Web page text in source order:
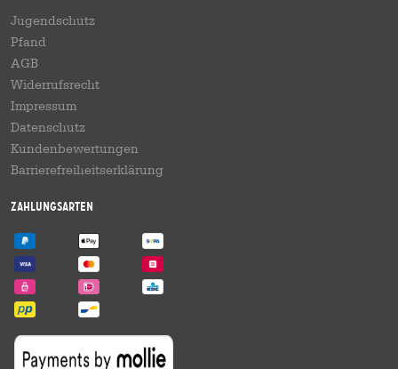
Jugendschutz
Pfand
AGB
Widerrufsrecht
Impressum
Datenschutz
Kundenbewertungen
Barrierefreiheitserklärung
Zahlungsarten